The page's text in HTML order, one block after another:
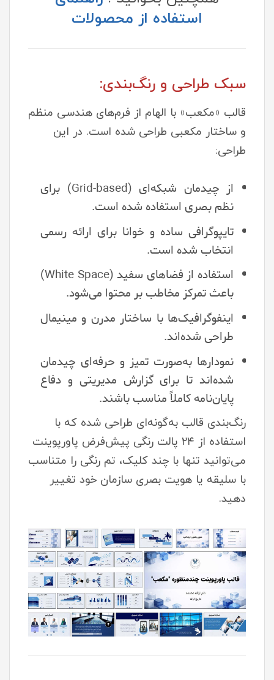
استفاده از محصولات
سبک طراحی و رنگ‌بندی:
قالب «مکعب» با الهام از فرم‌های هندسی منظم
و ساختار مکعبی طراحی شده است. در این
طراحی:
از چیدمان شبکه‌ای (Grid-based) برای
نظم بصری استفاده شده است.
تایپوگرافی ساده و خوانا برای ارائه رسمی
انتخاب شده است.
استفاده از فضاهای سفید (White Space)
باعث تمرکز مخاطب بر محتوا می‌شود.
اینفوگرافیک‌ها با ساختار مدرن و مینیمال
طراحی شده‌اند.
نمودارها به‌صورت تمیز و حرفه‌ای چیدمان
شده‌اند تا برای گزارش مدیریتی و دفاع
پایان‌نامه کاملاً مناسب باشند.
رنگ‌بندی قالب به‌گونه‌ای طراحی شده که با
استفاده از ۲۴ پالت رنگی پیش‌فرض پاورپوینت
می‌توانید تنها با چند کلیک، تم رنگی را متناسب
با سلیقه یا هویت بصری سازمان خود تغییر
دهید.